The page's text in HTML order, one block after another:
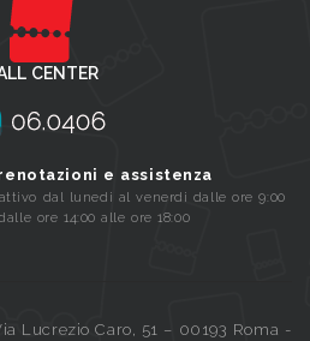
CENTER
e assistenza
dal lunedi al venerdi dalle ore 9:00
ore 14:00 alle ore 18:00
Lucrezio Caro, 51 – 00193 Roma -